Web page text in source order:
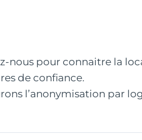
nous pour connaitre la
de confiance.
l’anonymisation par